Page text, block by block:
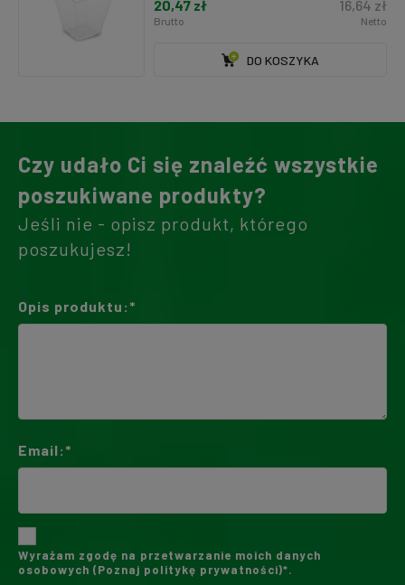
20,47 zł
Brutto
16,64 zł
Netto
DO KOSZYKA
Czy udało Ci się znaleźć wszystkie
poszukiwane produkty?
Jeśli nie - opisz produkt, którego
poszukujesz!
Opis produktu:*
Email:*
Wyrażam zgodę na przetwarzanie moich danych
osobowych (Poznaj politykę prywatności)*.